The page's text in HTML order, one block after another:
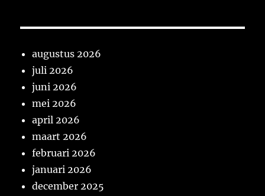
augustus 2026
juli 2026
juni 2026
mei 2026
april 2026
maart 2026
februari 2026
januari 2026
december 2025